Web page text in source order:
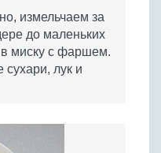
измельчаем за
до маленьких
миску с фаршем.
лук и